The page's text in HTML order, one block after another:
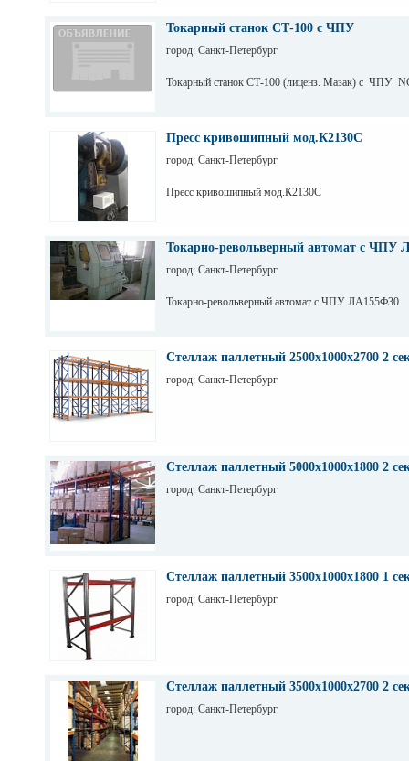
Токарный станок СТ-100 с ЧПУ
город: Санкт-Петербург
Токарный станок СТ-100 (лиценз. Мазак) с ЧПУ
Пресс кривошипный мод.К2130С
город: Санкт-Петербург
Пресс кривошипный мод.К2130С
Токарно-револьверный автомат с ЧПУ
город: Санкт-Петербург
Токарно-револьверный автомат с ЧПУ ЛА155Ф30
Стеллаж паллетный 2500х1000х2700 2
город: Санкт-Петербург
Стеллаж паллетный 5000х1000х1800 2
город: Санкт-Петербург
Стеллаж паллетный 3500х1000х1800 1
город: Санкт-Петербург
Стеллаж паллетный 3500х1000х2700 2
город: Санкт-Петербург